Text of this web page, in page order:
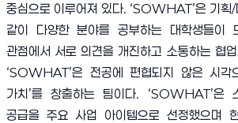
중심으로 이루어져 있다. ‘SOWHAT’은 기획/
같이 다양한 분야를 공부하는 대학생들이
관점에서 서로 의견을 개진하고 소통하는 협
‘SOWHAT’은 전공에 편협되지 않은 시각
가치 ’를 창출하는 팀이다. ‘SOWHAT’은
공급을 주요 사업 아이템으로 선정했으며